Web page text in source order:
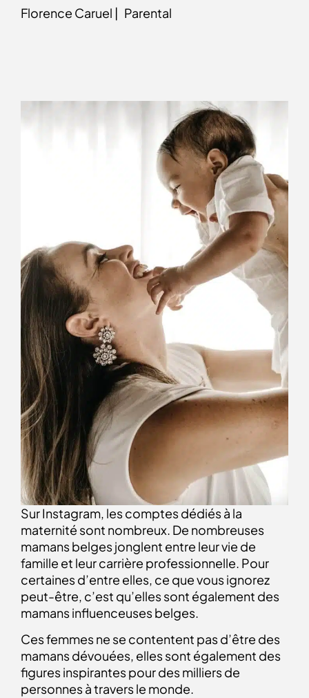
Florence Caruel | Parental
Sur Instagram, les comptes dédiés à la
maternité sont nombreux. De nombreuses
mamans belges jonglent entre leur vie de
famille et leur carrière professionnelle. Pour
certaines d’entre elles, ce que vous ignorez
peut-être, c’est qu’elles sont également des
mamans influenceuses belges.
Ces femmes ne se contentent pas d’être des
mamans dévouées, elles sont également des
figures inspirantes pour des milliers de
personnes à travers le monde.